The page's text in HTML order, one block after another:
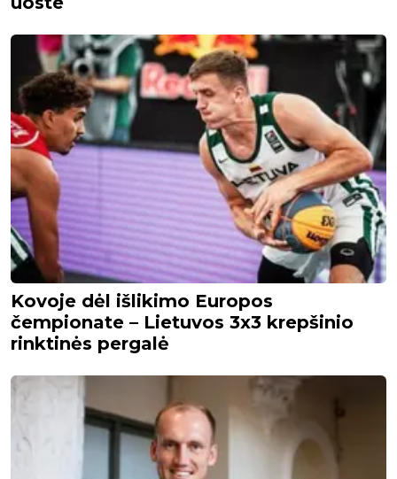
Kovoje dėl išlikimo Europos
čempionate – Lietuvos 3x3 krepšinio
rinktinės pergalė